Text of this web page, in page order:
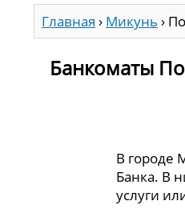
Главная › Микунь ›
Банкоматы
В городе
Банка. В
услуги